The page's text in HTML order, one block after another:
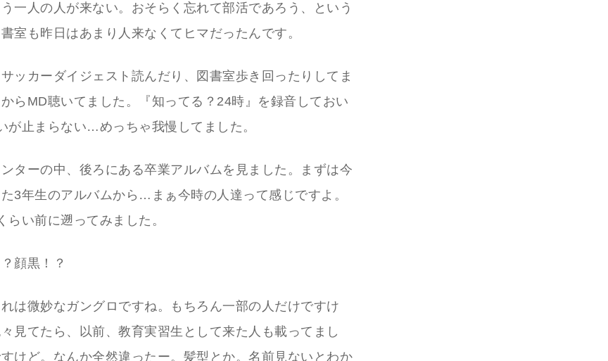
一人の人が来ない。おそらく忘れて部活であろう、という
室も昨日はあまり人来なくてヒマだったんです。
ッカーダイジェスト読んだり、図書室歩き回ったりしてま
らMD聴いてました。『知ってる？24時』を録音しておい
が止まらない…めっちゃ我慢してました。
ターの中、後ろにある卒業アルバムを見ました。まずは今
3年生のアルバムから…まぁ今時の人達って感じですよ。
らい前に遡ってみました。
顔黒！？
は微妙なガングロですね。もちろん一部の人だけですけ
見てたら、以前、教育実習生として来た人も載ってまし
けど。なんか全然違ったー。髪型とか。名前見ないとわか